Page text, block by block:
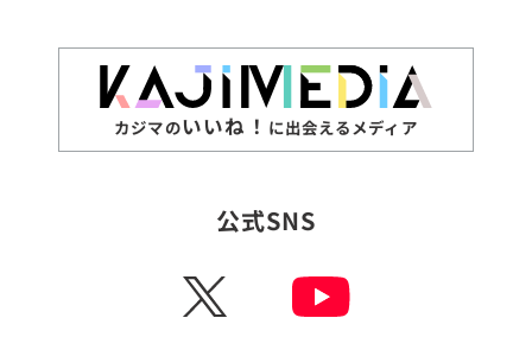
カジマのいいね！ に出会えるメディア
公式SNS
X